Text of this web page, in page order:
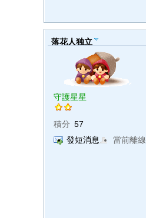
落花人独立
守護星星
積分 57
發短消息
當前離線